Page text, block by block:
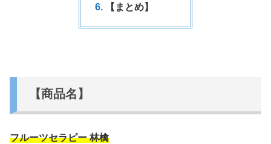
【まとめ】
【商品名】
フルーツセラピー 林檎